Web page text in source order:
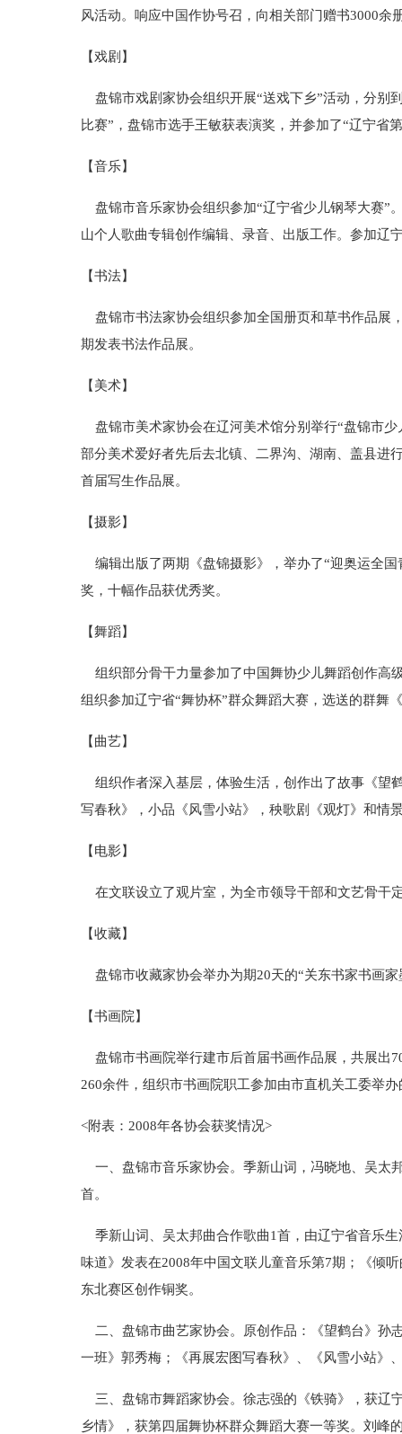
风活动。响应中国作协号召，向相关部门赠书3000余
【戏剧】
盘锦市戏剧家协会组织开展“送戏下乡”活动，分别
比赛”，盘锦市选手王敏获表演奖，并参加了“辽宁省
【音乐】
盘锦市音乐家协会组织参加“辽宁省少儿钢琴大赛”
山个人歌曲专辑创作编辑、录音、出版工作。参加辽
【书法】
盘锦市书法家协会组织参加全国册页和草书作品展
期发表书法作品展。
【美术】
盘锦市美术家协会在辽河美术馆分别举行“盘锦市少
部分美术爱好者先后去北镇、二界沟、湖南、盖县
首届写生作品展。
【摄影】
编辑出版了两期《盘锦摄影》，举办了“迎奥运全
奖，十幅作品获优秀奖。
【舞蹈】
组织部分骨干力量参加了中国舞协少儿舞蹈创作高
组织参加辽宁省“舞协杯”群众舞蹈大赛，选送的群舞
【曲艺】
组织作者深入基层，体验生活，创作出了故事《望
写春秋》，小品《风雪小站》，秧歌剧《观灯》和情
【电影】
在文联设立了观片室，为全市领导干部和文艺骨干
【收藏】
盘锦市收藏家协会举办为期20天的“关东书家书画
【书画院】
盘锦市书画院举行建市后首届书画作品展，共展出
260余件，组织市书画院职工参加由市直机关工委举
<附表：2008年各协会获奖情况>
一、盘锦市音乐家协会。季新山词，冯晓地、吴太
首。
季新山词、吴太邦曲合作歌曲1首，由辽宁省音乐
味道》发表在2008年中国文联儿童音乐第7期；《倾
东北赛区创作铜奖。
二、盘锦市曲艺家协会。原创作品：《望鹤台》孙
一班》郭秀梅；《再展宏图写春秋》、《风雪小站》
三、盘锦市舞蹈家协会。徐志强的《铁骑》，获辽
乡情》，获第四届舞协杯群众舞蹈大赛一等奖。刘峰